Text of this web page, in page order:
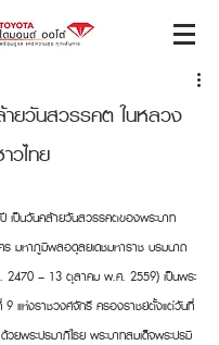
ยวันสวรรคต ในหลวง
วไทย
เป็นวันคล้ายวันสวรรคตของพระบาท
ร มหาภูมิพลอดุลยเดชมหาราช บรมนาถ
2470 – 13 ตุลาคม พ.ศ. 2559) เป็นพระ
9 แห่งราชวงศ์จักรี ครองราชย์ตั้งแต่วันที่
พระปรมาภิไธย พระบาทสมเด็จพระปรมิ